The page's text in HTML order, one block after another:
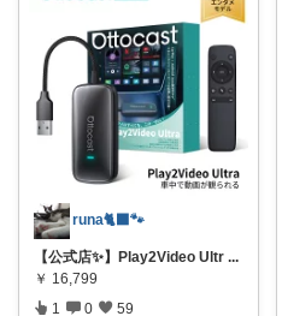
runa🐈‍⬛🐾
【公式店✨】Play2Video Ultr ...
￥ 16,799
1 0 59